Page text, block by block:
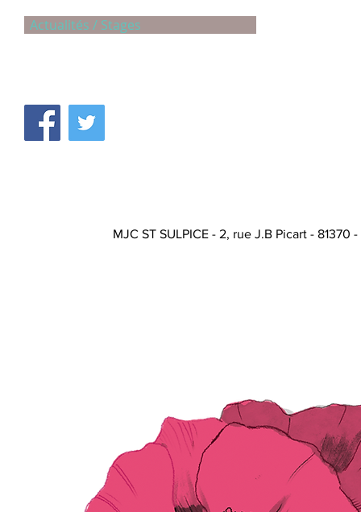
Actualités / Stages
MJC ST SULPICE - 2, rue J.B Picart - 81370